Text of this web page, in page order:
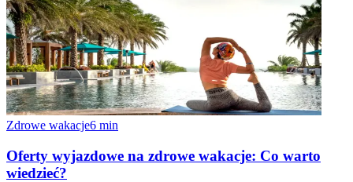
Zdrowe wakacje6 min
Oferty wyjazdowe na zdrowe wakacje: Co warto
wiedzieć?